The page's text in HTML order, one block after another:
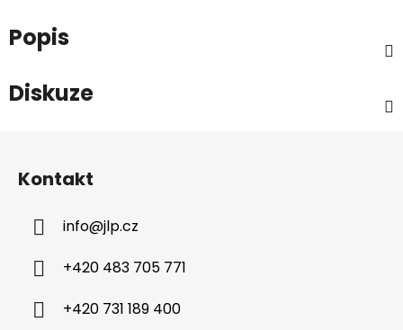
Popis
Diskuze
Kontakt
info@jlp.cz
+420 483 705 771
+420 731 189 400